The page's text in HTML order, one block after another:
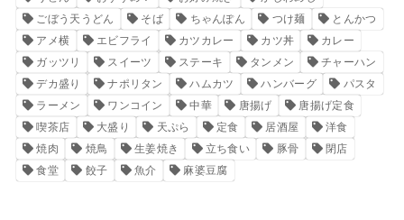
ごぼう天うどん
そば ちゃんぽん つけ麺
とんかつ
アメ横
エビフライ カツカレー カツ丼
カレー
ガッツリ
スイーツ ステーキ タンメン
チャーハン
デカ盛り
ナポリタン ハムカツ ハンバーグ
パスタ
ラーメン
ワンコイン 中華 唐揚げ
唐揚げ定食
喫茶店
大盛り 天ぷら 定食 居酒屋
洋食
焼肉
焼鳥 生姜焼き 立ち食い 豚骨
閉店
食堂
餃子 魚介 麻婆豆腐